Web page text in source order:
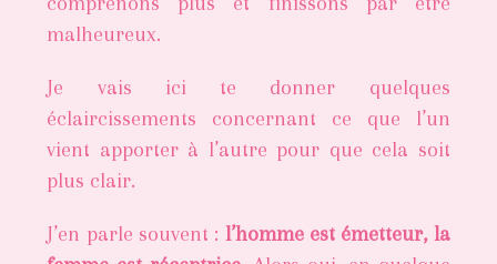
malheureux.
Je vais ici te donner quelques
éclaircissements concernant ce que l’un
vient apporter à l’autre pour que cela soit
plus clair.
J’en parle souvent : l’homme est émetteur, la